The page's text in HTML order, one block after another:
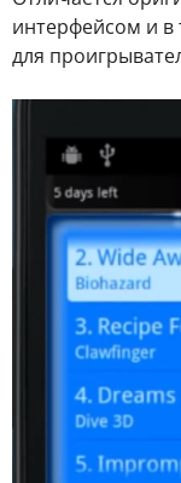
интерфейсом и
для